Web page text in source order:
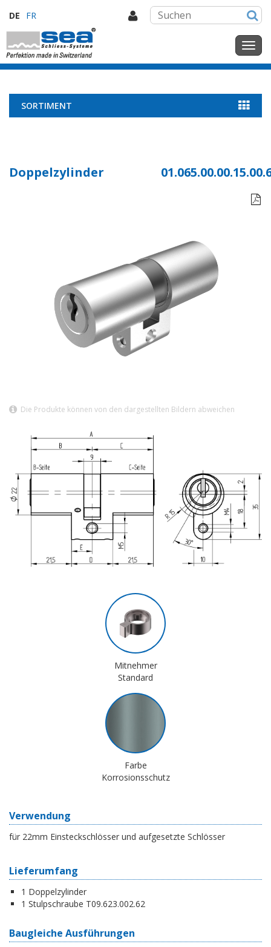
DE FR
SORTIMENT
Doppelzylinder

Die Produkte können von den dargestellten Bildern abweichen
Mitnehmer
Standard
Farbe
Korrosionsschutz
Verwendung
für 22mm Einsteckschlösser und aufgesetzte Schlösser
Lieferumfang
1 Doppelzylinder
1 Stulpschraube T09.623.002.62
Baugleiche Ausführungen